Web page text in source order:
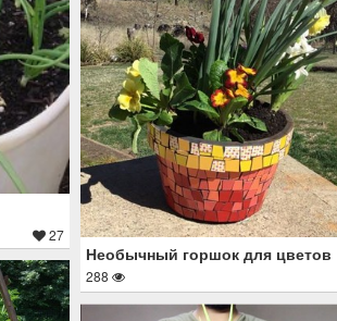
27
Необычный горшок для цветов
288